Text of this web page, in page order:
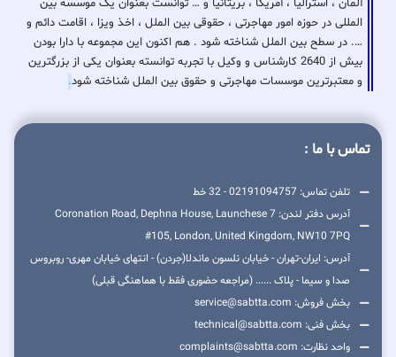
آلمان ، استرالیا ، آمریکا ، بریتانیا و … توانست بعنوان یک موسسه بین
المللی در حوزه امور مهاجرتی ، حقوقی بین الملل ، اخذ ویزا ، اقامت دائم و
…. در سطح بین الملل شناخته شود . هم اکنون این مجموعه با دارا بودن
بیش از 2640 کارشناس و وکیل با تجربه توانسته بعنوان یکی از بزرگترین
و معتبرترین موسسات مهاجرتی و حقوق بین الملل شناخته شود.
تماس با ما :
تلفن تماس: 02191094757 - 32 خط
آدرس دفتر لندن: 7 Coronation Road, Dephna House, Launchese
#105, London, United Kingdom, NW10 7PQ
آدرس: ایران-تهران - خیابان نلسون ماندلا(جردن) - انتهای خیابان مهری- روبروس
صدا و سیما - پلاک ...... (مراجعه حضوری فقط با هماهنگی قبلی)
بخش فروش: service@sabtta.com
بخش فنی: technical@sabtta.com
واحد نظارت: complaints@sabtta.com